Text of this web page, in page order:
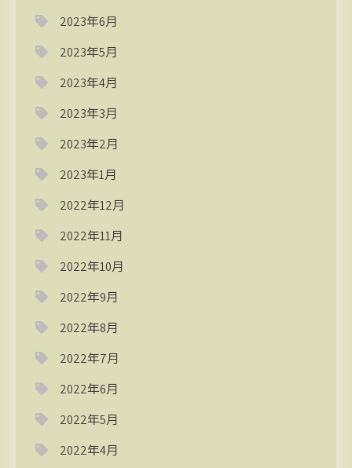
2023年6月
2023年5月
2023年4月
2023年3月
2023年2月
2023年1月
2022年12月
2022年11月
2022年10月
2022年9月
2022年8月
2022年7月
2022年6月
2022年5月
2022年4月